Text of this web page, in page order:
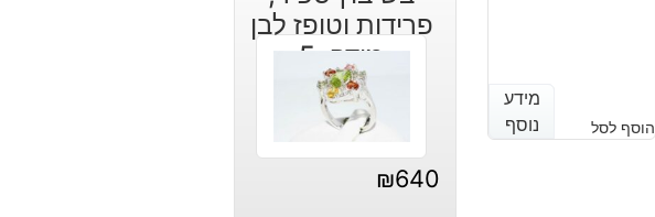
מידע
נוסף
הוסף לסל
מידע
נוסף
פרידות וטופז לבן
מידה: 5
₪640